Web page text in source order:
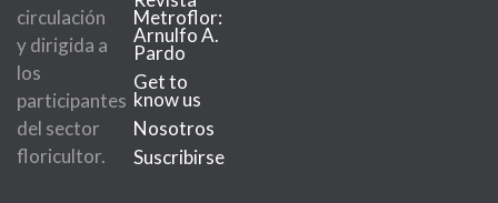
circulación
y dirigida a
los
participantes
del sector
floricultor.
Metroflor:
Arnulfo A.
Pardo
Get to
know us
Nosotros
Suscribirse